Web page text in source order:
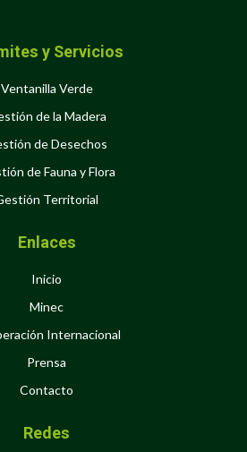
y Servicios
Ventanilla Verde
de la Madera
de Desechos
de Fauna y Flora
Territorial
Enlaces
Inicio
Minec
Internacional
Prensa
Contacto
Redes